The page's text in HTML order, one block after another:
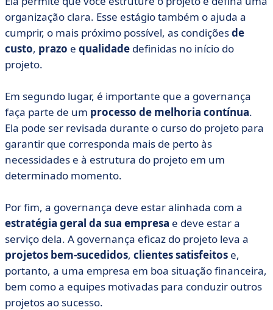
organização clara. Esse estágio também o ajuda a
cumprir, o mais próximo possível, as condiçõesde
custo, prazo e qualidade definidas no início do
projeto.
Em segundo lugar, é importante que a governança
faça parte de um processo de melhoria contínua.
Ela pode ser revisada durante o curso do projeto para
garantir que corresponda mais de perto às
necessidades e à estrutura do projeto em um
determinado momento.
Por fim, a governança deve estar alinhada com a
estratégia geral da sua empresa e deve estar a
serviço dela. A governança eficaz do projeto leva a
projetos bem-sucedidos, clientes satisfeitos e,
portanto, a uma empresa em boa situação financeira,
bem como a equipes motivadas para conduzir outros
projetos ao sucesso.